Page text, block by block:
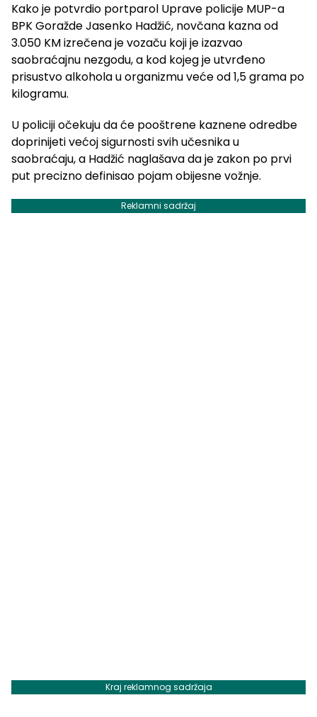
Kako je potvrdio portparol Uprave policije MUP-a
BPK Goražde Jasenko Hadžić, novčana kazna od
3.050 KM izrečena je vozaču koji je izazvao
saobraćajnu nezgodu, a kod kojeg je utvrđeno
prisustvo alkohola u organizmu veće od 1,5 grama po
kilogramu.
U policiji očekuju da će pooštrene kaznene odredbe
doprinijeti većoj sigurnosti svih učesnika u
saobraćaju, a Hadžić naglašava da je zakon po prvi
put precizno definisao pojam obijesne vožnje.
Reklamni sadržaj
Kraj reklamnog sadržaja